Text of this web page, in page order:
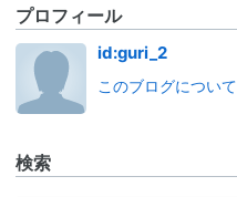
プロフィール
id:guri_2
このブログについて
検索